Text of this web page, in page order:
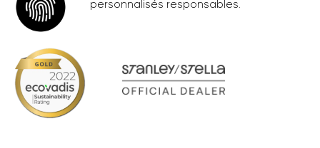
personnalisés responsables.